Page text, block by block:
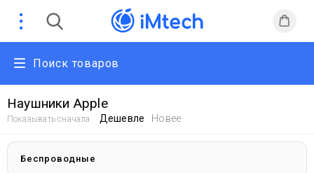
Поиск товаров
Наушники Apple
Показывать сначала: Дешевле Новее
Беспроводные